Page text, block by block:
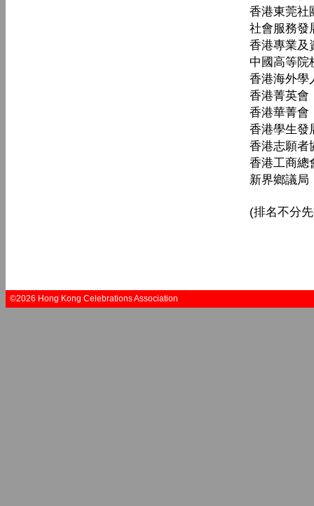
香港東莞社
社會服務發
香港專業及
中國高等院
香港海外學
香港菁英會
香港華菁會
香港學生發
香港志願者
香港工商總
新界鄉議局
(排名不分
©2026 Hong Kong Celebrations Association